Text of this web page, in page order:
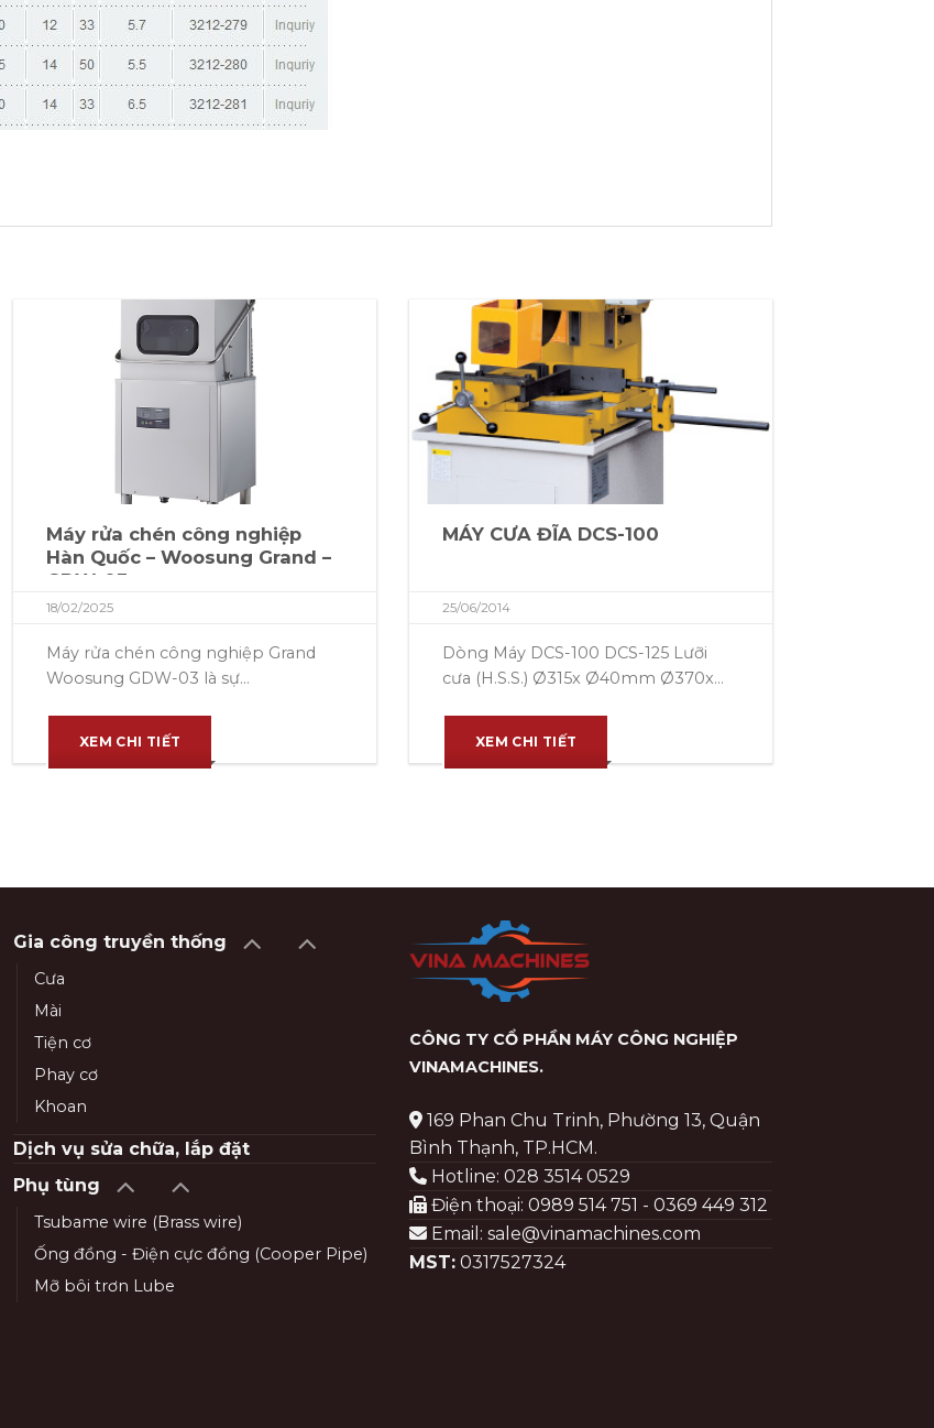
Máy rửa chén công nghiệp
Hàn Quốc – Woosung Grand –
GDW-03
18/02/2025
Máy rửa chén công nghiệp Grand
Woosung GDW-03 là sự...
XEM CHI TIẾT
MÁY CƯA ĐĨA DCS-100
25/06/2014
Dòng Máy DCS-100 DCS-125 Lưỡi
cưa (H.S.S.) Ø315x Ø40mm Ø370x...
XEM CHI TIẾT
Gia công truyền thống
Cưa
Mài
Tiện cơ
Phay cơ
Khoan
Dịch vụ sửa chữa, lắp đặt
Phụ tùng
Tsubame wire (Brass wire)
Ống đồng - Điện cực đồng (Cooper Pipe)
Mỡ bôi trơn Lube
CÔNG TY CỔ PHẦN MÁY CÔNG NGHIỆP
VINAMACHINES.
169 Phan Chu Trinh, Phường 13, Quận
Bình Thạnh, TP.HCM.
Hotline: 028 3514 0529
Điện thoại: 0989 514 751 - 0369 449 312
Email: sale@vinamachines.com
MST: 0317527324